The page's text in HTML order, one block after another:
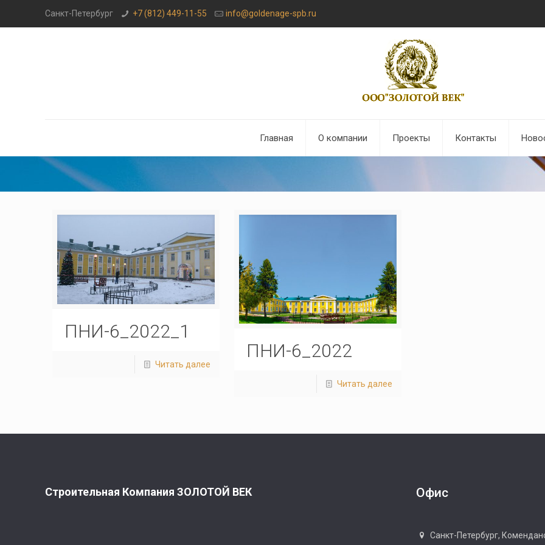
Санкт-Петербург +7 (812) 449-11-55 info@goldenage-spb.ru
Главная О компании Проекты Контакты
ПНИ-6_2022_1
Читать далее
ПНИ-6_2022
Читать далее
Строительная Компания ЗОЛОТОЙ ВЕК Офис
Санкт-Петербург,